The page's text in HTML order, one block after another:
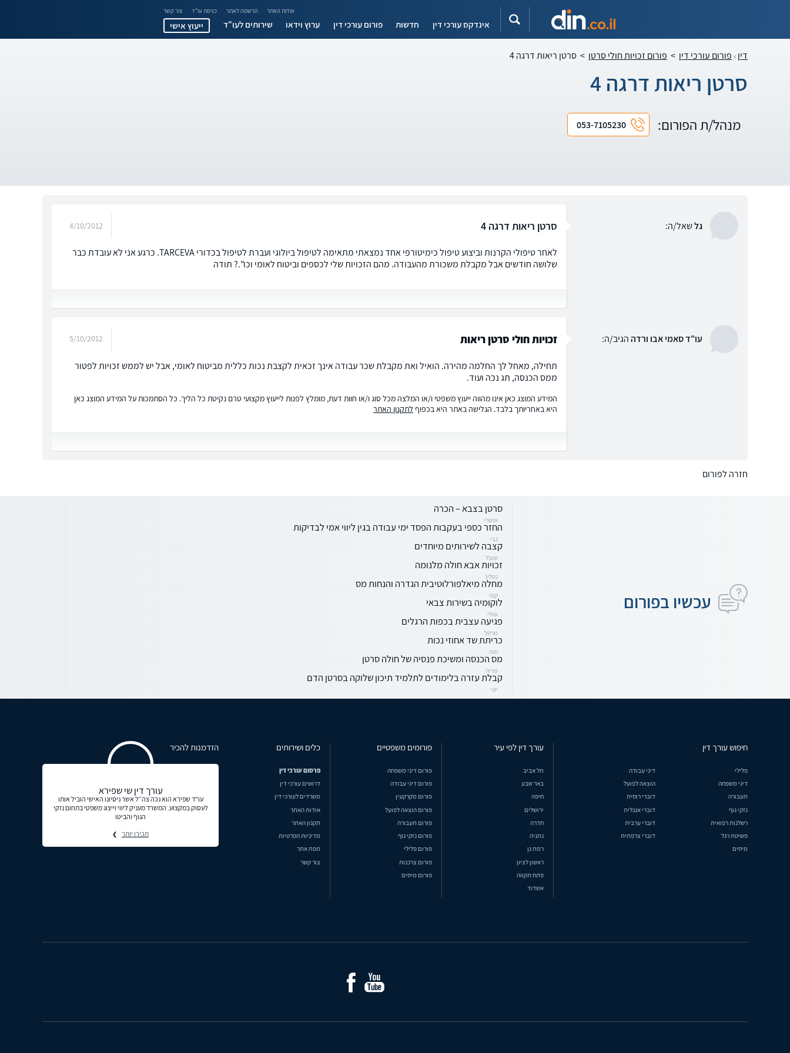
אודות האתר הרשמה לאתר כניסת עו"ד צור קשר
אינדקס עורכי דין חדשות פורום עורכי דין ערוץ וידאו שירותים לעו"ד ייעוץ אישי
דין פורום עורכי דין > פורום זכויות חולי סרטן > סרטן ריאות דרגה 4
סרטן ריאות דרגה 4
מנהל/ת הפורום: 053-7105230
גלשאל/ה: סרטן ריאות דרגה 4 4/10/2012
לאחר טיפולי הקרנות וביצוע טיפול כימיטורפי אחד נמצאתי מתאימה לטיפול ביולוגי ועברת לטיפול בכדורי TARCEVA. כרגע אני לא עובדת כבר
שלושה חודשים אבל מקבלת משכורת מהעבודה. מהם הזכויות שלי לכספים וביטוח לאומי וכו".? תודה
עו"ד סאמי אבו ורדההגיב/ה: זכויות חולי סרטן ריאות 5/10/2012
תחילה, מאחל לך החלמה מהירה. הואיל ואת מקבלת שכר עבודה אינך זכאית לקצבת נכות כללית מביטוח לאומי, אבל יש לממש זכויות לפטור
ממס הכנסה, תג נכה ועוד.
המידע המוצג כאן אינו מהווה ייעוץ משפטי ו/או המלצה מכל סוג ו/או חוות דעת, מומלץ לפנות לייעוץ מקצועי טרם נקיטת כל הליך. כל הסתמכות על המידע המוצג כאן
היא באחריותך בלבד. הגלישה באתר היא בכפוף לתקנון האתר
חזרה לפורום
עכשיו בפורום
סרטן בצבא – הכרה
אושרי
החזר כספי בעקבות הפסד ימי עבודה בגין ליווי אמי לבדיקות
גבי
קצבה לשירותים מיוחדים
שובל
זכויות אבא חולה מלנומה
נטלינ
מחלה מיאלפורלוטיבית הגדרה והנחות מס
קטי
לוקומיה בשירות צבאי
שולי
פגיעה עצבית בכפות הרגלים
מרסל
כריתת שד אחוזי נכות
חוה
מס הכנסה ומשיכת פנסיה של חולה סרטן
מריה
קבלת עזרה בלימודים לתלמיד תיכון שלוקה בסרטן הדם
יוני
חיפוש עורך דין
פלילי
דיני עבודה
דיני משפחה
הוצאה לפועל
תעבורה
דוברי רוסית
נזקי גוף
דוברי אנגלית
רשלנות רפואית
דוברי ערבית
פשיטת רגל
דוברי צרפתית
מיסים
עורך דין לפי עיר
תל אביב
באר שבע
חיפה
ירושלים
חדרה
נתניה
רמת גן
ראשון לציון
פתח תקווה
אשדוד
פורומים משפטיים
פורום דיני משפחה
פורום דיני עבודה
פורום מקרקעין
פורום הוצאה לפועל
פורום תעבורה
פורום נזקי גוף
פורום פלילי
פורום צרכנות
פורום מיסים
כלים ושירותים
פרסום עורכי דין
דרושים עורכי דין
משרדים לעורכי דין
אודות האתר
תקנון האתר
מדיניות הפרטיות
מפת אתר
צור קשר
הזדמנות להכיר
עורך דין שי שפירא
עו"ד שפירא הוא נכה צה״ל אשר ניסיונו האישי הוביל אותו
לעסוק במקצוע. המשרד מעניק ליווי וייצוג משפטי בתחום נזקי
הגוף והביטו
תכירו יותר